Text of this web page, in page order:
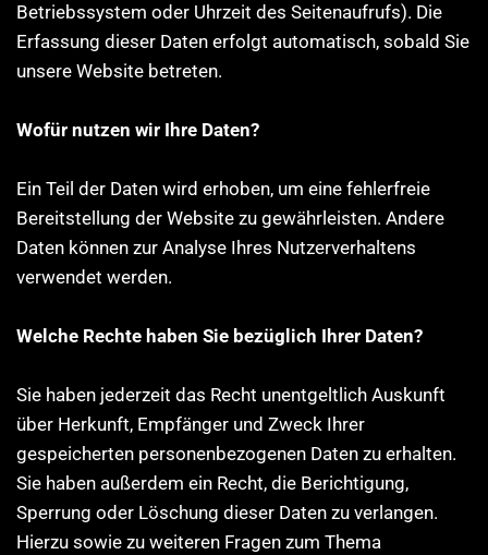
Betriebssystem oder Uhrzeit des Seitenaufrufs). Die
Erfassung dieser Daten erfolgt automatisch, sobald Sie
unsere Website betreten.
Wofür nutzen wir Ihre Daten?
Ein Teil der Daten wird erhoben, um eine fehlerfreie
Bereitstellung der Website zu gewährleisten. Andere
Daten können zur Analyse Ihres Nutzerverhaltens
verwendet werden.
Welche Rechte haben Sie bezüglich Ihrer Daten?
Sie haben jederzeit das Recht unentgeltlich Auskunft
über Herkunft, Empfänger und Zweck Ihrer
gespeicherten personenbezogenen Daten zu erhalten.
Sie haben außerdem ein Recht, die Berichtigung,
Sperrung oder Löschung dieser Daten zu verlangen.
Hierzu sowie zu weiteren Fragen zum Thema